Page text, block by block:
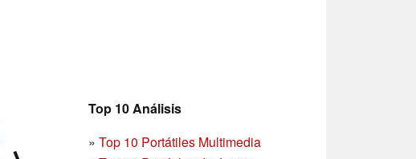
Top 10 Análisis
» Top 10 Portátiles Multimedia